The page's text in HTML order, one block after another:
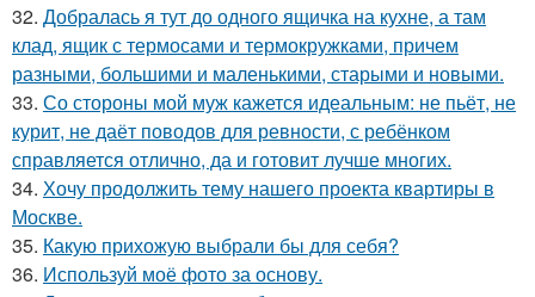
32. Добралась я тут до одного ящичка на кухне, а там
клад, ящик с термосами и термокружками, причем
разными, большими и маленькими, старыми и новыми.
33. Со стороны мой муж кажется идеальным: не пьёт, не
курит, не даёт поводов для ревности, с ребёнком
справляется отлично, да и готовит лучше многих.
34. Хочу продолжить тему нашего проекта квартиры в
Москве.
35. Какую прихожую выбрали бы для себя?
36. Используй моё фото за основу.